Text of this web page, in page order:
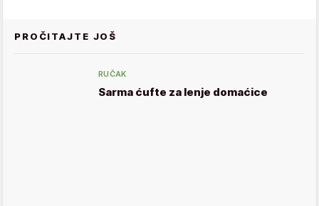
PROČITAJTE JOŠ
RUČAK
Sarma ćufte za lenje domaćice